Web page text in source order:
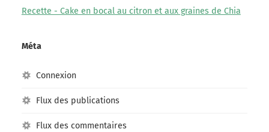
Recette - Cake en bocal au citron et aux graines de Chia
Méta
Connexion
Flux des publications
Flux des commentaires